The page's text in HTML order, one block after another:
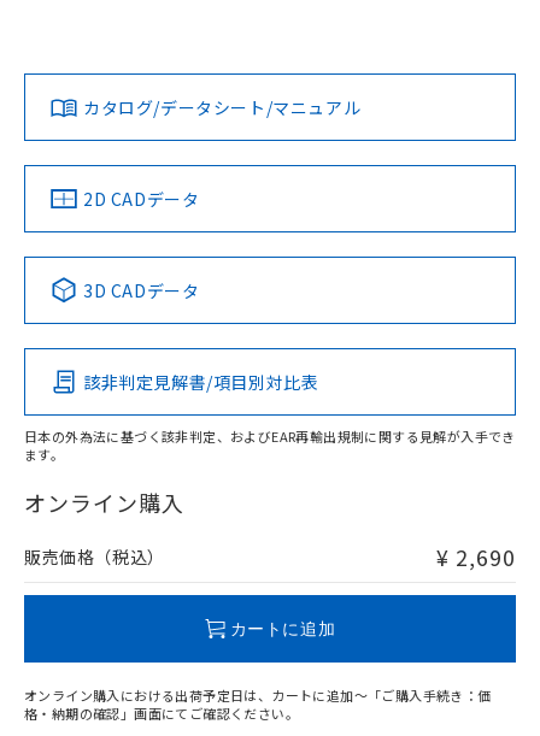
ダウンロードデータをご利用いただく前に、以下を必ずお読
みください。
ソフトウェアの使用条件
対応済み
中国 RoHS 注意事項・凡例
Pb Hg Cd Cr(VI)
O
在庫等で未対応品が混在する可能性があります。
問い合わせください。
カタログ/データシート/マニュアル
2D CADデータ
3D CADデータ
該非判定見解書/項目別対比表
日本の外為法に基づく該非判定、およびEAR再輸出規制に関する見解が入手でき
ます。
オンライン購入
販売価格（税込） ¥ 2,690
カートに追加
オンライン購入における出荷予定日は、カートに追加～「ご購入手続き：価
格・納期の確認」画面にてご確認ください。